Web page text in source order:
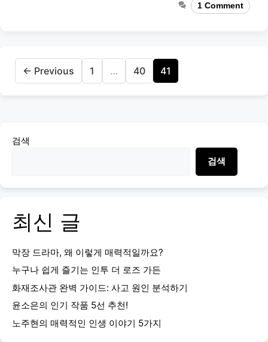
1 Comment
← Previous Page
1 … Page
40 Page
41
검색
검색
최신 글
막장 드라마, 왜 이렇게 매력적일까요?
누구나 쉽게 즐기는 인투 더 로즈 가든
화재조사관 완벽 가이드: 사고 원인 분석하기
윤소은의 인기 작품 5선 추천!
노주현의 매력적인 인생 이야기 5가지